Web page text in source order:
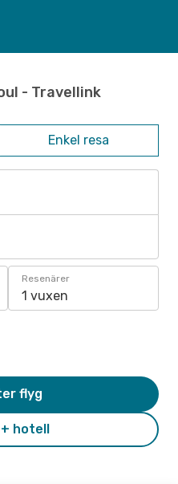
- Travellink
Enkel resa
Resenärer
1 vuxen
hotell
flyg